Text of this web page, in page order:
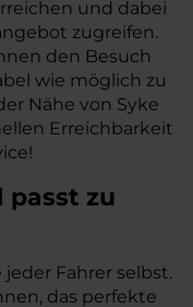
und dabei
zugreifen.
den Besuch
wie möglich zu
Nähe von Syke
Erreichbarkeit
passt zu
Fahrer selbst.
das perfekte